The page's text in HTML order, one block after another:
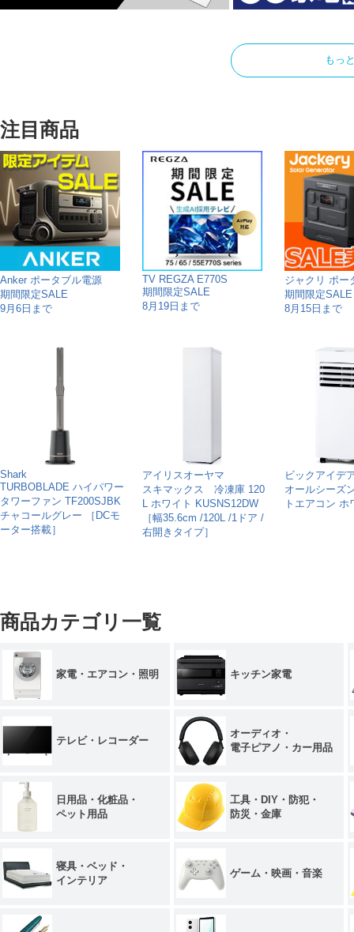
もっ
注目商品
Anker ポータブル電源
期間限定SALE
9月6日まで
TV REGZA E770S
期間限定SALE
8月19日まで
ジャクリ ポー
期間限定SALE
8月15日まで
Shark
TURBOBLADE ハイパワー
タワーファン TF200SJBK
チャコールグレー ［DCモ
ーター搭載］
アイリスオーヤマ
スキマックス 冷凍庫 120
L ホワイト KUSNS12DW
［幅35.6cm /120L /1ドア /
右開きタイプ］
ビックアイデ
オールシーズ
トエアコン ホ
商品カテゴリ一覧
家電・エアコン・照明 キッチン家電
テレビ・レコーダー
オーディオ・
電子ピアノ・カー用品
日用品・化粧品・
ペット用品
工具・DIY・防犯・
防災・金庫
寝具・ベッド・
インテリア
ゲーム・映画・音楽